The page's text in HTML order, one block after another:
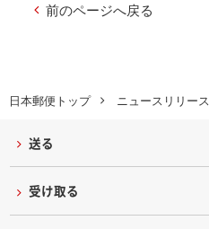
日本郵便トップ ニュースリリース
前のページへ戻る
送る
受け取る